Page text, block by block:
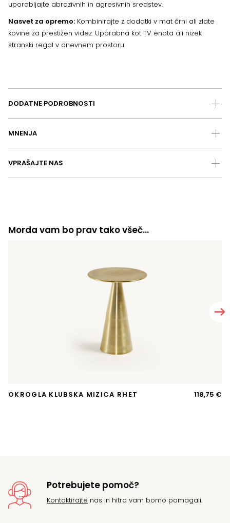
uporabljajte abrazivnih in agresivnih sredstev.
Nasvet za opremo: Kombinirajte z dodatki v mat črni ali zlate
kovine za prestižen videz. Uporabna kot TV enota ali nizek
stranski regal v dnevnem prostoru.
DODATNE PODROBNOSTI
MNENJA
VPRAŠAJTE NAS
Morda vam bo prav tako všeč…
OKROGLA KLUBSKA MIZICA RHET 118,75 €
Potrebujete pomoč?
Kontaktirajte nas in hitro vam bomo pomagali.